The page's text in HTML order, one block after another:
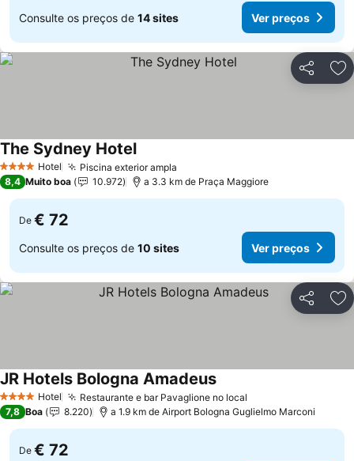
Consulte os preços de 14 sites Ver preços
Partilhar
4 EstrelasHotel Piscina exterior ampla
The Sydney Hotel
8,4 Muito boa 10.972 a 3.3 km de Praça Maggiore
De € 72
Consulte os preços de 10 sites Ver preços
Partilhar
4 EstrelasHotel Restaurante e bar Pavaglione no local
JR Hotels Bologna Amadeus
7,8 Boa 8.220 a 1.9 km de Airport Bologna Guglielmo Marconi
De € 72